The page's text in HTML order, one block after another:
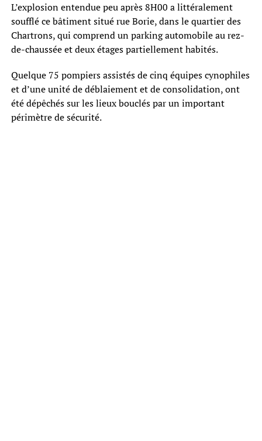
L’explosion entendue peu après 8H00 a littéralement
soufflé ce bâtiment situé rue Borie, dans le quartier des
Chartrons, qui comprend un parking automobile au rez-
de-chaussée et deux étages partiellement habités.
Quelque 75 pompiers assistés de cinq équipes cynophiles
et d’une unité de déblaiement et de consolidation, ont
été dépêchés sur les lieux bouclés par un important
périmètre de sécurité.